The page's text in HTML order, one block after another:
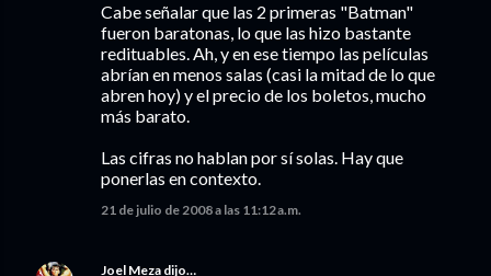
Cabe señalar que las 2 primeras "Batman"
fueron baratonas, lo que las hizo bastante
redituables. Ah, y en ese tiempo las películas
abrían en menos salas (casi la mitad de lo que
abren hoy) y el precio de los boletos, mucho
más barato.
Las cifras no hablan por sí solas. Hay que
ponerlas en contexto.
21 de julio de 2008 a las 11:12 a.m.
Joel Meza dijo…